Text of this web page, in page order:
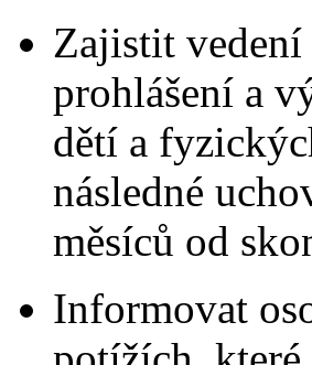
Zajistit vedení
prohlášení a
dětí a
následné
měsíců od
Informovat